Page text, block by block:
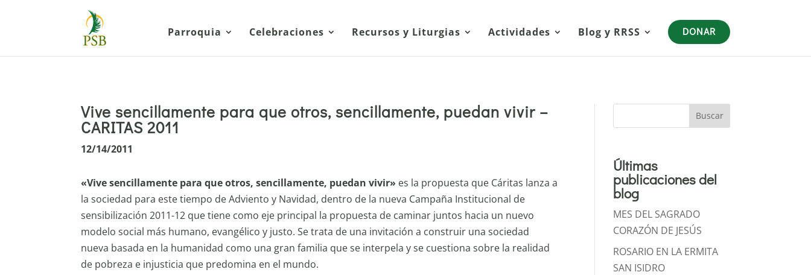
Parroquia Celebraciones Recursos y Liturgias Actividades Blog y RRSS DONAR
Vive sencillamente para que otros, sencillamente, puedan vivir –
CARITAS 2011
12/14/2011
«Vive sencillamente para que otros, sencillamente, puedan vivir» es la propuesta que Cáritas lanza a
la sociedad para este tiempo de Adviento y Navidad, dentro de la nueva Campaña Institucional de
sensibilización 2011-12 que tiene como eje principal la propuesta de caminar juntos hacia un nuevo
modelo social más humano, evangélico y justo. Se trata de una invitación a construir una sociedad
nueva basada en la humanidad como una gran familia que se interpela y se cuestiona sobre la realidad
de pobreza e injusticia que predomina en el mundo.
Buscar
Últimas
publicaciones del
blog
MES DEL SAGRADO
CORAZÓN DE JESÚS
ROSARIO EN LA ERMITA
SAN ISIDRO